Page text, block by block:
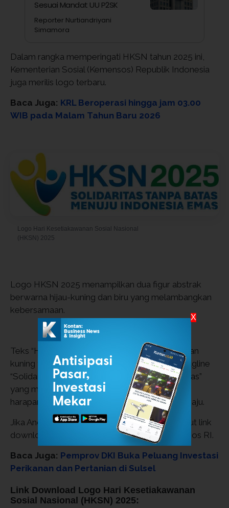
Sesuai Mandat UU P2SK
Reporter Nurtiandriyani
Simamora
Dalam rangka memperingati HKSN tahun 2025 ini,
Kementerian Sosial (Kemensos) Republik Indonesia
juga merilis logo terbaru.
Baca Juga: KRL Beroperasi hingga jam 03.00
WIB pada Malam Tahun Baru 2026
Logo Hari Kesetiakawanan Sosial Nasional
(HKSN) 2025
Logo HKSN 2025 menampilkan dua figur abstrak
berwarna hijau-kuning dan biru yang melambangkan
kebersamaan.
Teks “HKSN 2025” menggunakan warna biru dan
kuning yang memberi kesan dinamis, disertai tagline
“Solidaritas Tanpa Batas Menuju Indonesia Emas”
yang mencerminkan semangat persatuan dan
harapan menuju masa depan Indonesia lebih maju.
Jika Anda membutuhkan logo terbaru ini, berikut link
download resmi yang dikutip dari situs Kemensos RI.
Baca Juga: Pemprov DKI Buka Peluang Investasi
Perikanan dan Pertanian di Sulsel
Link Download Logo Hari Kesetiakawanan
Sosial Nasional (HKSN) 2025:
X